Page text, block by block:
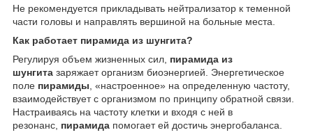
Не рекомендуется прикладывать нейтрализатор к теменной
части головы и направлять вершиной на больные места.
Как работает пирамида из шунгита?
Регулируя объем жизненных сил, пирамида из
шунгита заряжает организм биоэнергией. Энергетическое
поле пирамиды , «настроенное» на определенную частоту,
взаимодействует с организмом по принципу обратной связи.
Настраиваясь на частоту клетки и входя с ней в
резонанс, пирамида помогает ей достичь энергобаланса.